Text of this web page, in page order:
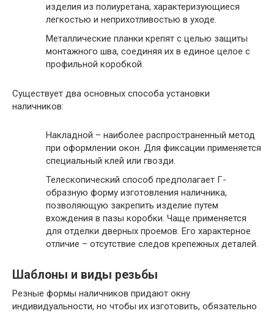
изделия из полиуретана, характеризующиеся
легкостью и неприхотливостью в уходе.
Металлические планки крепят с целью защиты
монтажного шва, соединяя их в единое целое с
профильной коробкой.
Существует два основных способа установки
наличников:
Накладной – наиболее распространенный метод
при оформлении окон. Для фиксации применяется
специальный клей или гвозди.
Телескопический способ предполагает Г-
образную форму изготовления наличника,
позволяющую закрепить изделие путем
вхождения в пазы коробки. Чаще применяется
для отделки дверных проемов. Его характерное
отличие – отсутствие следов крепежных деталей.
Шаблоны и виды резьбы
Резные формы наличников придают окну
индивидуальности, но чтобы их изготовить, обязательно